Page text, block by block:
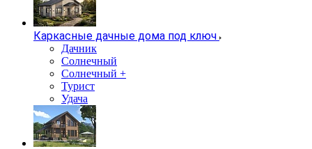
Каркасные дачные дома под ключ
Дачник
Солнечный
Солнечный +
Турист
Удача